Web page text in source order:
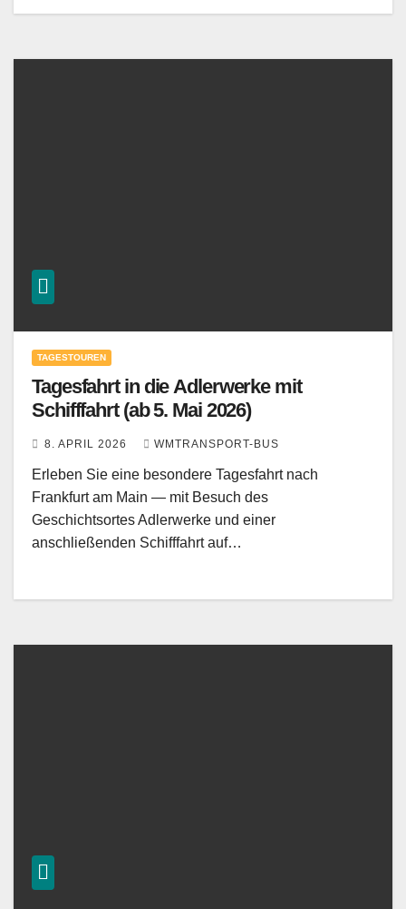
TAGESTOUREN
Tagesfahrt in die Adlerwerke mit
Schifffahrt (ab 5. Mai 2026)
8. APRIL 2026 WMTRANSPORT-BUS
Erleben Sie eine besondere Tagesfahrt nach
Frankfurt am Main — mit Besuch des
Geschichtsortes Adlerwerke und einer
anschließenden Schifffahrt auf…